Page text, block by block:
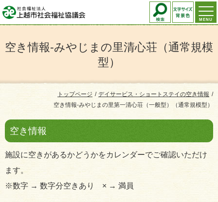
MENU
空き情報-みやじまの里清心荘（通常規模
型）
トップページ
デイサービス・ショートステイの空き情報
空き情報-みやじまの里第一清心荘（一般型）（通常規模型）
空き情報
施設に空きがあるかどうかをカレンダーでご確認いただけ
ます。
※数字 → 数字分空きあり × → 満員